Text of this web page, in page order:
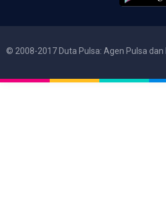
© 2008-2017 Duta Pulsa: Agen Pulsa